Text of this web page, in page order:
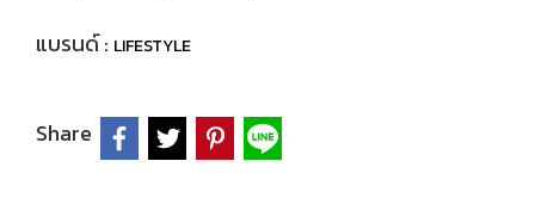
แบรนด์ : LIFESTYLE
Share